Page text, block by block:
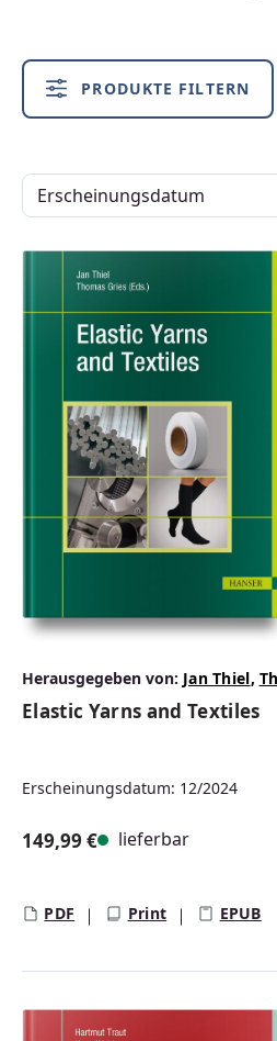
PRODUKTE FILTERN
Herausgegeben von: Jan Thiel,
Elastic Yarns and Textiles
Erscheinungsdatum: 12/2024
149,99 € lieferbar
PDF Print EPUB